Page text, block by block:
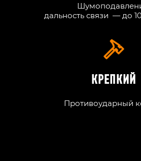
дальность связи — до
КРЕПКИЙ
Противоударный